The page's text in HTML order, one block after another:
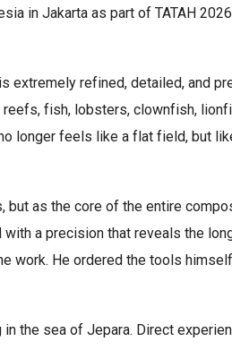
in Jakarta as part of TATAH
extremely refined, detailed, and
fish, lobsters, clownfish,
longer feels like a flat field, but
as the core of the entire
a precision that reveals the
work. He ordered the tools
the sea of Jepara. Direct